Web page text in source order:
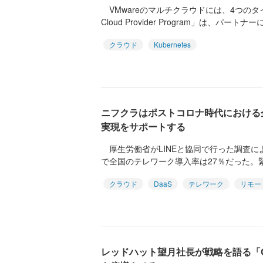
VMwareのマルチクラウドには、4つの
Cloud Provider Program」は、パートナー
クラウド Kubernetes
ニフクラはポストコロナ時代におけ
実現をサポートする
厚生労働省がLINEと協同で行った調査
で全国のテレワーク導入率は27％だった。
クラウド DaaS テレワーク リモ
レッドハット望月社長が戦略を語る